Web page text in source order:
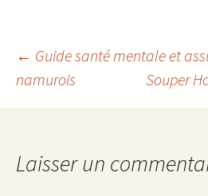
Navigation
des
articles
← Guide santé mentale et
namurois
Souper
Laisser un